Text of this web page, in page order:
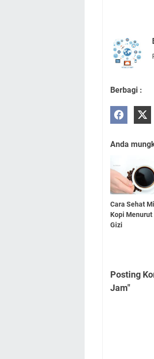
Berbagi :
Anda
Cara Sehat
Kopi Menurut
Gizi
Posting
Jam"